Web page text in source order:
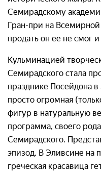
Семирадскому
Гран-при на
продать он ее не смог
Кульминацией
Семирадского стала
празднике Посейдона
просто огромная
фигур в натуральную
программа, своего
Семирадского.
эпизод. В Эливсине на
греческая красавица